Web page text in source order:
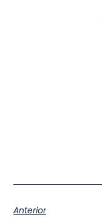
Anterior